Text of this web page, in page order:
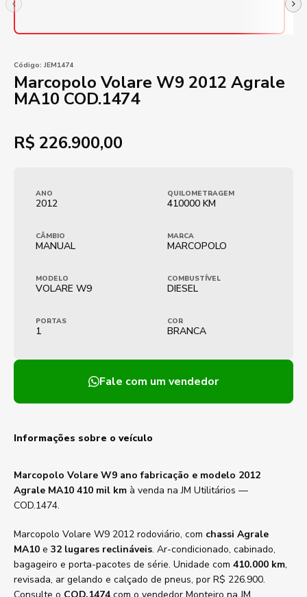
Código: JEM1474
Marcopolo Volare W9 2012 Agrale
MA10 COD.1474
R$ 226.900,00
ANO
2012
QUILOMETRAGEM
410000 KM
CÂMBIO
MANUAL
MARCA
MARCOPOLO
MODELO
VOLARE W9
COMBUSTÍVEL
DIESEL
PORTAS
1
COR
BRANCA
Fale com um vendedor
Informações sobre o veículo
Marcopolo Volare W9 ano fabricação e modelo 2012
Agrale MA10 410 mil km à venda na JM Utilitários —
COD.1474.
Marcopolo Volare W9 2012 rodoviário, com chassi Agrale
MA10 e 32 lugares reclináveis. Ar-condicionado, cabinado,
bagageiro e porta-pacotes de série. Unidade com 410.000 km,
revisada, ar gelando e calçado de pneus, por R$ 226.900.